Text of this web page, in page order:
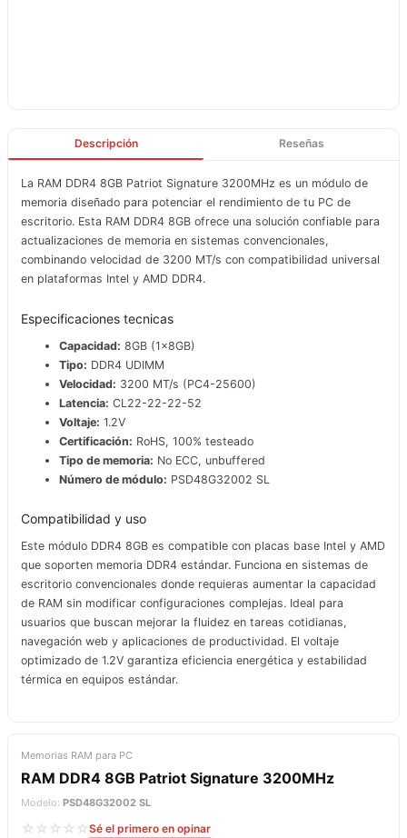
Descripción Reseñas
La RAM DDR4 8GB Patriot Signature 3200MHz es un módulo de
memoria diseñado para potenciar el rendimiento de tu PC de
escritorio. Esta RAM DDR4 8GB ofrece una solución confiable para
actualizaciones de memoria en sistemas convencionales,
combinando velocidad de 3200 MT/s con compatibilidad universal
en plataformas Intel y AMD DDR4.
Especificaciones tecnicas
Capacidad: 8GB (1x8GB)
Tipo: DDR4 UDIMM
Velocidad: 3200 MT/s (PC4-25600)
Latencia: CL22-22-22-52
Voltaje: 1.2V
Certificación: RoHS, 100% testeado
Tipo de memoria: No ECC, unbuffered
Número de módulo: PSD48G32002 SL
Compatibilidad y uso
Este módulo DDR4 8GB es compatible con placas base Intel y AMD
que soporten memoria DDR4 estándar. Funciona en sistemas de
escritorio convencionales donde requieras aumentar la capacidad
de RAM sin modificar configuraciones complejas. Ideal para
usuarios que buscan mejorar la fluidez en tareas cotidianas,
navegación web y aplicaciones de productividad. El voltaje
optimizado de 1.2V garantiza eficiencia energética y estabilidad
térmica en equipos estándar.
Memorias RAM para PC
RAM DDR4 8GB Patriot Signature 3200MHz
Modelo: PSD48G32002 SL
☆☆☆☆☆Sé el primero en opinar